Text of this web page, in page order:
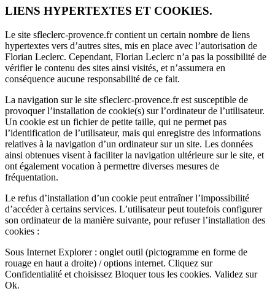
LIENS HYPERTEXTES ET COOKIES.
Le site sfleclerc-provence.fr contient un certain nombre de liens
hypertextes vers d’autres sites, mis en place avec l’autorisation de
Florian Leclerc. Cependant, Florian Leclerc n’a pas la possibilité de
vérifier le contenu des sites ainsi visités, et n’assumera en
conséquence aucune responsabilité de ce fait.
La navigation sur le site sfleclerc-provence.fr est susceptible de
provoquer l’installation de cookie(s) sur l’ordinateur de l’utilisateur.
Un cookie est un fichier de petite taille, qui ne permet pas
l’identification de l’utilisateur, mais qui enregistre des informations
relatives à la navigation d’un ordinateur sur un site. Les données
ainsi obtenues visent à faciliter la navigation ultérieure sur le site, et
ont également vocation à permettre diverses mesures de
fréquentation.
Le refus d’installation d’un cookie peut entraîner l’impossibilité
d’accéder à certains services. L’utilisateur peut toutefois configurer
son ordinateur de la manière suivante, pour refuser l’installation des
cookies :
Sous Internet Explorer : onglet outil (pictogramme en forme de
rouage en haut a droite) / options internet. Cliquez sur
Confidentialité et choisissez Bloquer tous les cookies. Validez sur
Ok.